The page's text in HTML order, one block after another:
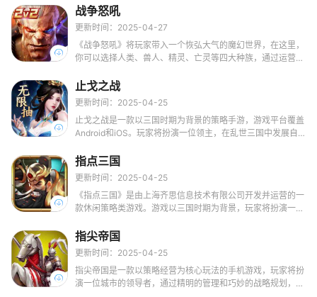
制+培养为核心玩法，结合宏伟壮观的战斗画面和气势澎湃的
背景音乐，为玩家带来了一场前所未有的二战海战盛宴。
战争怒吼
更新时间：2025-04-27
《战争怒吼》将玩家带入一个恢弘大气的魔幻世界，在这里，
你可以选择人类、兽人、精灵、亡灵等四大种族，通过运营资
决为核心，考验玩家的操作和战术思维，让你在指尖体验到战
争的紧张与刺激。
止戈之战
更新时间：2025-04-25
止戈之战是一款以三国时期为背景的策略手游，游戏平台覆盖
Android和iOS。玩家将扮演一位领主，在乱世三国中发展自
弈。游戏画面精美绝伦，每一个细节都被精心雕琢，从宏伟壮
丽的城堡建筑到风景如画的野外场景，无不展现出开发者的匠
心独运。细腻的画质和流畅的动画效果，让玩家仿佛身临其
境，沉浸在这个充满魔幻与战争的世界中。
指点三国
更新时间：2025-04-25
《指点三国》是由上海齐思信息技术有限公司开发并运营的一
款休闲策略类游戏。游戏以三国时期为背景，玩家将扮演一位
融合了策略、卡牌、养成等多种元素，为玩家提供了一个丰富
多彩的三国世界。
指尖帝国
更新时间：2025-04-25
指尖帝国是一款以策略经营为核心玩法的手机游戏，玩家将扮
演一位城市的领导者，通过精明的管理和巧妙的战略规划，发